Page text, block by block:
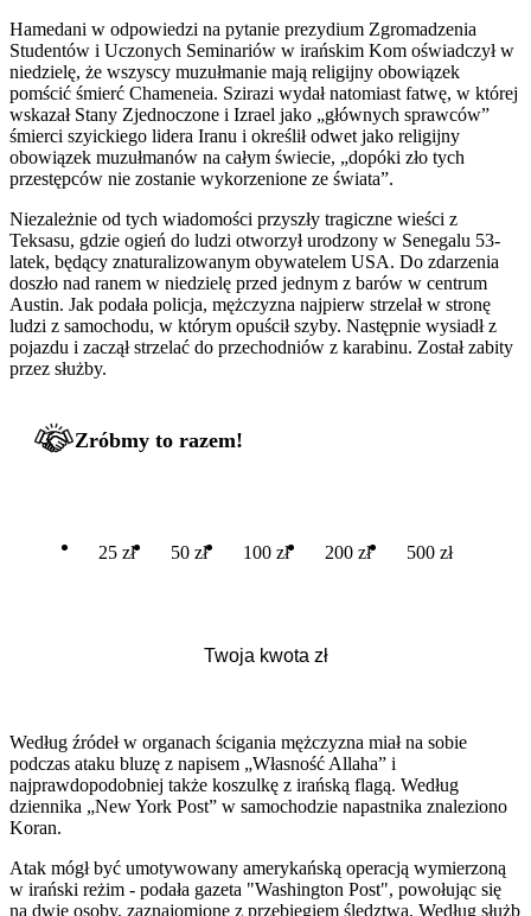
Hamedani w odpowiedzi na pytanie prezydium Zgromadzenia
Studentów i Uczonych Seminariów w irańskim Kom oświadczył w
niedzielę, że wszyscy muzułmanie mają religijny obowiązek
pomścić śmierć Chameneia. Szirazi wydał natomiast fatwę, w której
wskazał Stany Zjednoczone i Izrael jako „głównych sprawców”
śmierci szyickiego lidera Iranu i określił odwet jako religijny
obowiązek muzułmanów na całym świecie, „dopóki zło tych
przestępców nie zostanie wykorzenione ze świata”.
Niezależnie od tych wiadomości przyszły tragiczne wieści z
Teksasu, gdzie ogień do ludzi otworzył urodzony w Senegalu 53-
latek, będący znaturalizowanym obywatelem USA. Do zdarzenia
doszło nad ranem w niedzielę przed jednym z barów w centrum
Austin. Jak podała policja, mężczyzna najpierw strzelał w stronę
ludzi z samochodu, w którym opuścił szyby. Następnie wysiadł z
pojazdu i zaczął strzelać do przechodniów z karabinu. Został zabity
przez służby.
Zróbmy to razem!
25 zł 50 zł 100 zł 200 zł 500 zł
Według źródeł w organach ścigania mężczyzna miał na sobie
podczas ataku bluzę z napisem „Własność Allaha” i
najprawdopodobniej także koszulkę z irańską flagą. Według
dziennika „New York Post” w samochodzie napastnika znaleziono
Koran.
Atak mógł być umotywowany amerykańską operacją wymierzoną
w irański reżim - podała gazeta "Washington Post", powołując się
na dwie osoby, zaznajomione z przebiegiem śledztwa. Według służb